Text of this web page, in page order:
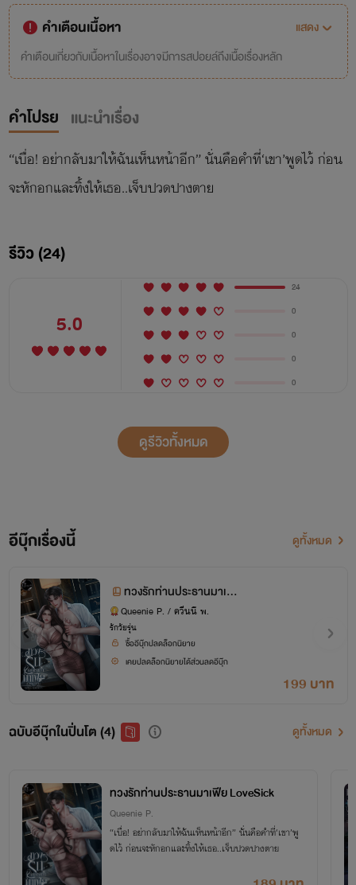
แฟนเก่า
รักเก่า เด็กเลี้ยง
ดราม่า
20+
คลั่งรัก ทวงรัก
lovesick
รักวัยรุ่น
รักแรก เมียเด็ก
กินเด็ก
เด็กเสี่ย
หื่น
คำเตือนเนื้อหา
แสดง
คำเตือนเกี่ยวกับเนื้อหาในเรื่องอาจมีการสปอยล์ถึงเนื้อเรื่องหลัก
คำโปรย แนะนำเรื่อง
“เบื่อ! อย่ากลับมาให้ฉันเห็นหน้าอีก” นั่นคือคำที่‘เขา’พูดไว้ ก่อน
จะหักอกและทิ้งให้เธอ..เจ็บปวดปางตาย
รีวิว (24)
5.0
24
0
0
0
0
ดูรีวิวทั้งหมด
อีบุ๊กเรื่องนี้ ดูทั้งหมด
ทวงรักท่านประธานมาเฟี
ย LoveSick
Queenie P. / ควีนนี พ.
รักวัยรุ่น
ซื้ออีบุ๊กปลดล็อกนิยาย
เคยปลดล็อกนิยายได้ส่วนลดอีบุ๊ก
199 บาท
ฉบับอีบุ๊กในปิ่นโต (4) ดูทั้งหมด
ทวงรักท่านประธานมาเฟีย LoveSick
Queenie P.
“เบื่อ! อย่ากลับมาให้ฉันเห็นหน้าอีก” นั่นคือคำที่‘เขา’พู
ดไว้ ก่อนจะหักอกและทิ้งให้เธอ..เจ็บปวดปางตาย